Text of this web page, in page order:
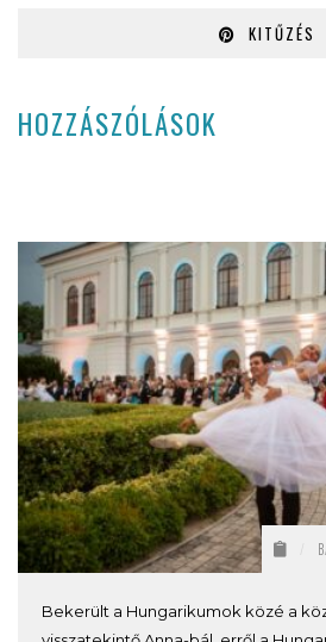
KITŰZÉS
HOZZÁSZÓLÁSOK
Bekerült a Hungarikumok közé a